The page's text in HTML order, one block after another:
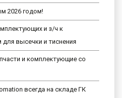
2026 годом!
и з/ч к
высечки и тиснения
и комплектующие со
всегда на складе ГК